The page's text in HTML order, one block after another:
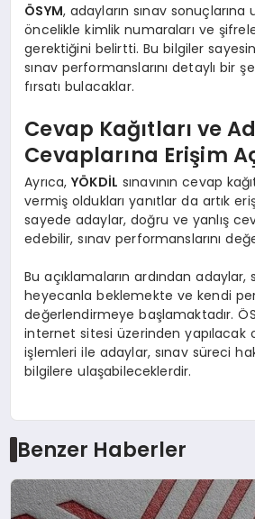
ÖSYM, adayların sınav
öncelikle kimlik numaraları ve
gerektiğini belirtti. Bu bilgiler
sınav performanslarını detaylı bir
fırsatı bulacaklar.
Cevap Kağıtları ve
Cevaplarına Erişim
Ayrıca,YÖKDİL sınavının cevap
vermiş oldukları yanıtlar da artık
sayede adaylar, doğru ve yanlış
edebilir, sınav performanslarını
Bu açıklamaların ardından adaylar,
heyecanla beklemekte ve kendi
değerlendirmeye başlamaktadır.
internet sitesi üzerinden yapılacak
işlemleri ile adaylar, sınav süreci
bilgilere ulaşabileceklerdir.
Benzer Haberler